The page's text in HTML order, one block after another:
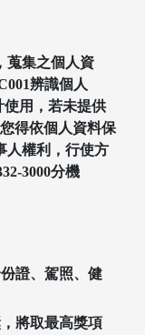
波錠影展
蒐集之個人資
辨識個人
用，若未提供
得依個人資料保
人權利，行使方
3000分機
證、駕照、健
將取最高獎項